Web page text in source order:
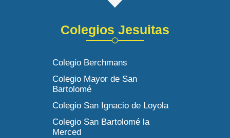
Colegios Jesuitas
Colegio Berchmans
Colegio Mayor de San
Bartolomé
Colegio San Ignacio de Loyola
Colegio San Bartolomé la
Merced